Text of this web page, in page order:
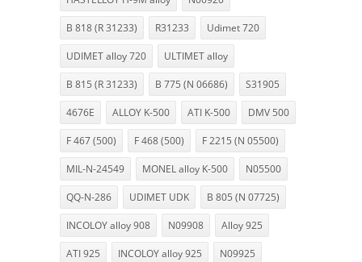
B 818 (R 31233) R31233 Udimet 720
UDIMET alloy 720 ULTIMET alloy
B 815 (R 31233) B 775 (N 06686) S31905
4676E ALLOY K-500 ATI K-500 DMV 500
F 467 (500) F 468 (500) F 2215 (N 05500)
MIL-N-24549 MONEL alloy K-500 N05500
QQ-N-286 UDIMET UDK B 805 (N 07725)
INCOLOY alloy 908 N09908 Alloy 925
ATI 925 INCOLOY alloy 925 N09925